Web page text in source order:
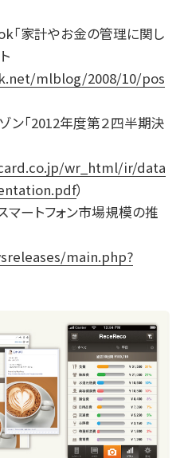
家計やお金の管理に関し
mlblog/2008/10/pos
ン「2012年度第２四半期決
wr_html/ir/data
）
ートフォン市場規模の推
main.php?